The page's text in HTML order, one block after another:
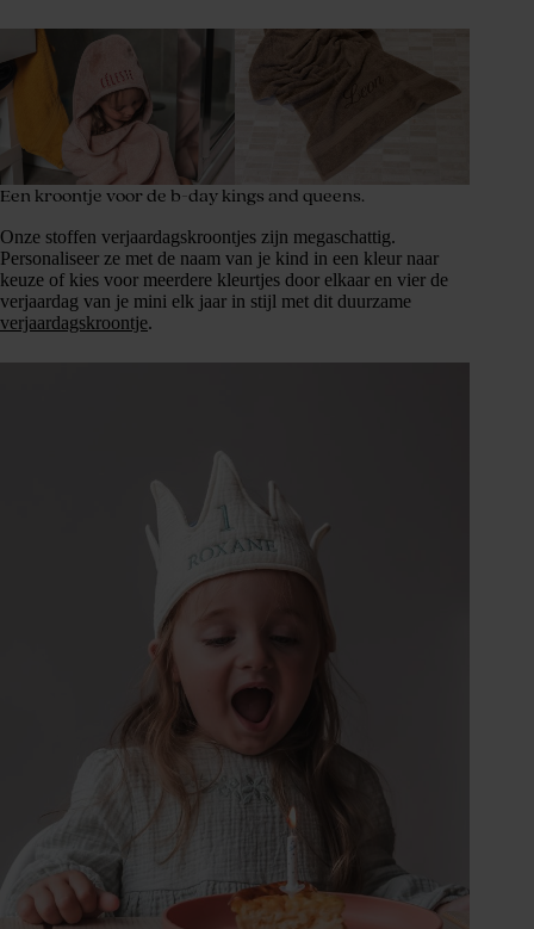
Een kroontje voor de b-day kings and queens.
Onze stoffen verjaardagskroontjes zijn megaschattig.
Personaliseer ze met de naam van je kind in een kleur naar
keuze of kies voor meerdere kleurtjes door elkaar en vier de
verjaardag van je mini elk jaar in stijl met dit duurzame
verjaardagskroontje.